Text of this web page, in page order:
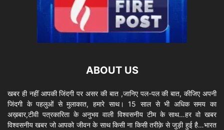
ABOUT US
खबर ही नहीं आपकी जिंदगी पर असर की बात ,जानिए पल-पल की बात, कीजिए अपनी
जिंदगी के पहलुओं से मुलाकात, हमारे साथ। 15 साल से भी अधिक समय का
अख़बार,टीवी पत्रकारिता के अनुभव वाली विश्वसनीय टीम के साथ…हर वो खबर
विश्वसनीय खबर जो आपको जीवन के साथ किसी ना किसी तरीक़े से जुड़ी हुई है…भारत